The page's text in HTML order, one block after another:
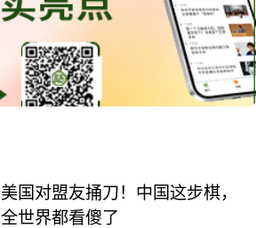
美国对盟友捅刀！中国这步棋，
全世界都看傻了